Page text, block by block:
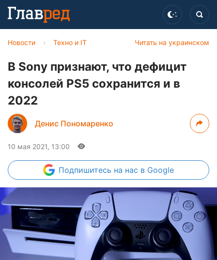
Читать на украинском
Новости › Техно и IT
В Sony признают, что дефицит
консолей PS5 сохранится и в
2022
Денис Пономаренко
10 мая 2021, 13:00
Подпишитесь на нас в Google